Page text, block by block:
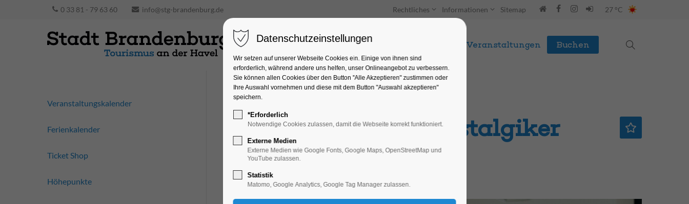
0 33 81 - 79 63 60 info@stg-brandenburg.de Rechtliches Informationen Sitemap 27 °C
Unterkünfte Entdecken & Erleben Veranstaltungen Buchen
Die progressiven Nostalgiker
Kino
29.03.2026, 17:00–19:00
Veranstaltungskalender
Ferienkalender
Ticket Shop
Höhepunkte
Datenschutzeinstellungen
Wir setzen auf unserer Webseite Cookies ein. Einige von ihnen sind
erforderlich, während andere uns helfen, unser Onlineangebot zu verbessern.
Sie können allen Cookies über den Button "Alle Akzeptieren" zustimmen oder
Ihre Auswahl vornehmen und diese mit dem Button "Auswahl akzeptieren"
speichern.
*Erforderlich
Notwendige Cookies zulassen, damit die Webseite korrekt funktioniert.
Externe Medien
Externe Medien wie Google Fonts, Google Maps, OpenStreetMap und
YouTube zulassen.
Statistik
Matomo, Google Analytics, Google Tag Manager zulassen.